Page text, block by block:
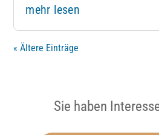
mehr lesen
« Ältere Einträge
Sie haben